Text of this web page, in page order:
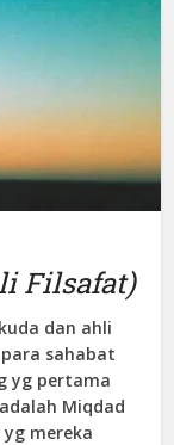
Filsafat)
dan ahli
sahabat
yg pertama
Miqdad
yg mereka